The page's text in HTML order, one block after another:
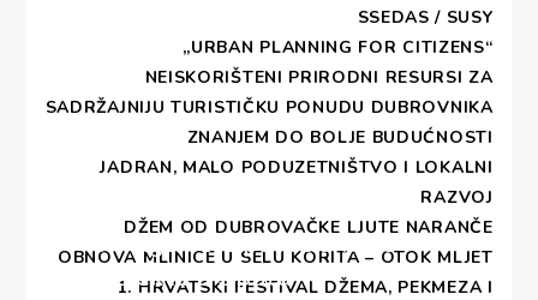
SSEDAS / SUSY
„URBAN PLANNING FOR CITIZENS“
NEISKORIŠTENI PRIRODNI RESURSI ZA
SADRŽAJNIJU TURISTIČKU PONUDU DUBROVNIKA
ZNANJEM DO BOLJE BUDUĆNOSTI
JADRAN, MALO PODUZETNIŠTVO I LOKALNI
RAZVOJ
DŽEM OD DUBROVAČKE LJUTE NARANČE
OBNOVA MLINICE U SELU KORITA – OTOK MLJET
1. HRVATSKI FESTIVAL DŽEMA, PEKMEZA I
Rezultati istraživanja o zapošljivosti mladih na
dalmatinskim otocima
objava
Previous
Previous
post:
Okrugli stol povodom EU
projekta u Splitu